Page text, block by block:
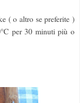
( o altro se preferite )
per 30 minuti più o